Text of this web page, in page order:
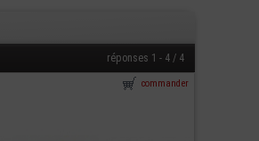
réponses 1 - 4 / 4
commander